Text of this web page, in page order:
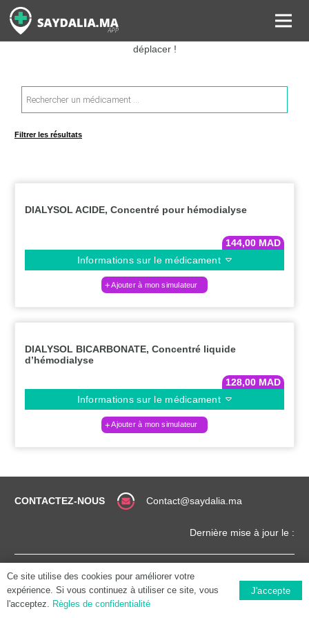
Rechercher les informations sur vos médicaments, leurs prix et
estimer ainsi le coût total de votre ordonnance, sans vous
déplacer !
Recherche
de
produits
Filtrer les résultats
DIALYSOL ACIDE, Concentré pour hémodialyse
144,00 MAD
Informations sur le médicament
Ajouter à mon simulateur
DIALYSOL BICARBONATE, Concentré liquide
d’hémodialyse
128,00 MAD
Informations sur le médicament
Ajouter à mon simulateur
CONTACTEZ-NOUS Contact@saydalia.ma
Dernière mise à jour le :
GÉNÉRALES
SAYDALIA.MA
Ce site utilise des cookies pour améliorer votre
expérience. Si vous continuez à utiliser ce site, vous
l'acceptez. Règles de confidentialité
J'accepte